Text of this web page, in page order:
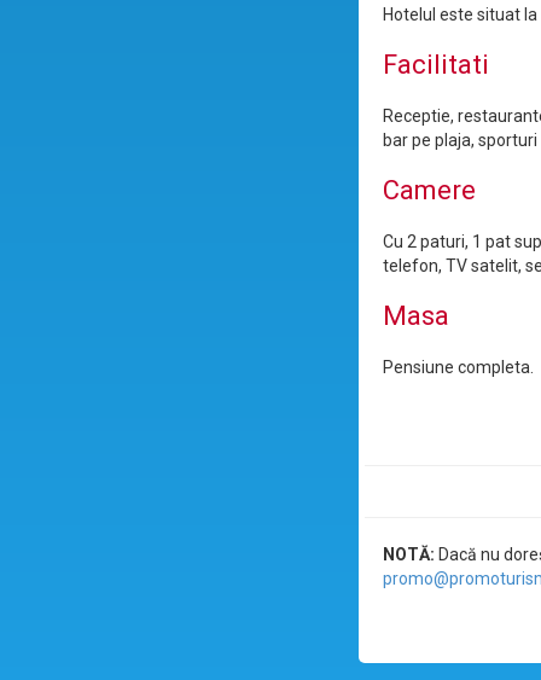
Hotelul este situat
Facilitati
Receptie,
bar pe plaja,
Camere
Cu 2 paturi, 1 pat
telefon, TV satelit,
Masa
Pensiune completa.
NOTĂ: Dacă nu